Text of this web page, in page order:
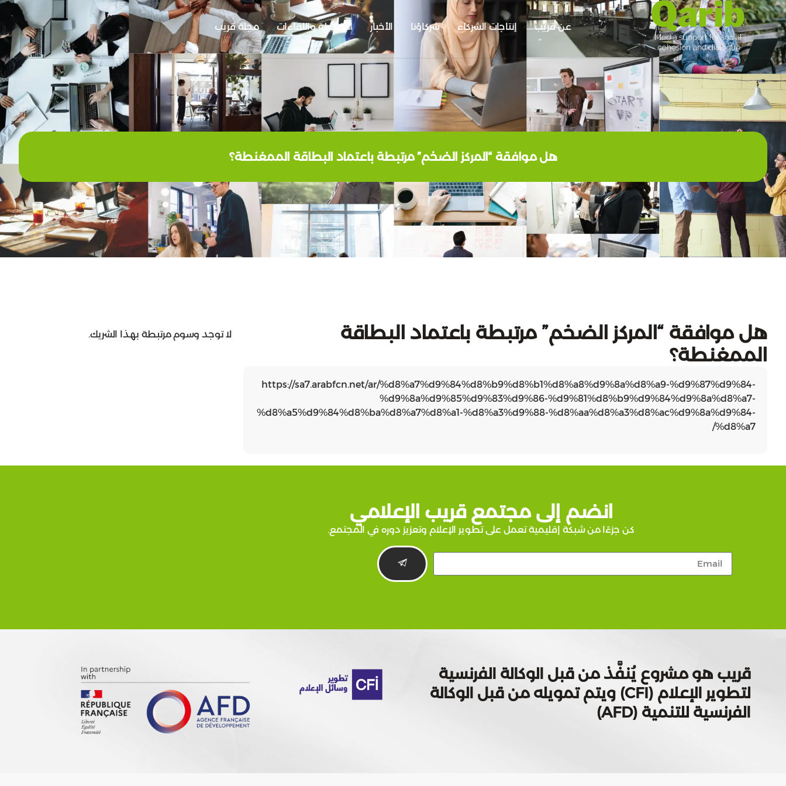
عن قريب إنتاجات الشركاء شركاؤنا الأخبار الأنشطة واللقاءات مجلة قريب
هل موافقة “المركز الضخم” مرتبطة باعتماد البطاقة الممغنطة؟
هل موافقة “المركز الضخم” مرتبطة باعتماد البطاقة
الممغنطة؟
https://sa7.arabfcn.net/ar/%d8%a7%d9%84%d8%b9%d8%b1%d8%a8%d9%8a%d8%a9-%d9%87%d9%84-
%d9%8a%d9%85%d9%83%d9%86-%d9%81%d8%b9%d9%84%d9%8a%d8%a7-
%d8%a5%d9%84%d8%ba%d8%a7%d8%a1-%d8%a3%d9%88-%d8%aa%d8%a3%d8%ac%d9%8a%d9%84-
%d8%a7/
لا توجد وسوم مرتبطة بهذا الشريك.
انضم إلى مجتمع قريب الإعلامي
كن جزءًا من شبكة إقليمية تعمل على تطوير الإعلام وتعزيز دوره في المجتمع.
قريب هو مشروع يُنفَّذ من قبل الوكالة الفرنسية
لتطوير الإعلام (CFI) ويتم تمويله من قبل الوكالة
الفرنسية للتنمية (AFD)